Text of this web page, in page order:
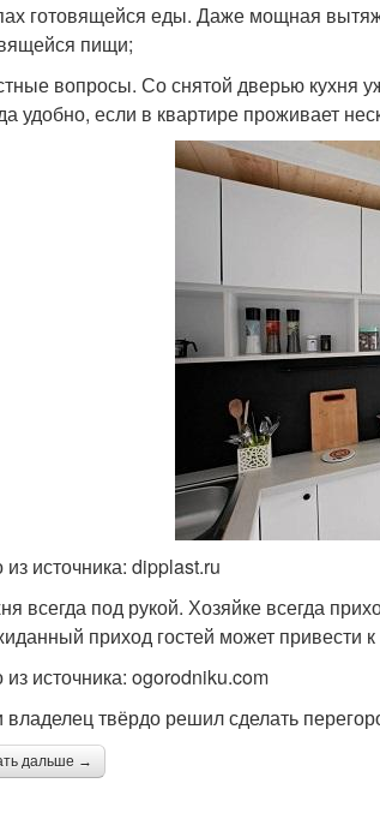
готовящейся еды. Даже мощная
пищи;
вопросы. Со снятой дверью кухня
удобно, если в квартире проживает
из источника: dipplast.ru
всегда под рукой. Хозяйке всегда
приход гостей может привести к
из источника: ogorodniku.com
владелец твёрдо решил сделать
дальше →